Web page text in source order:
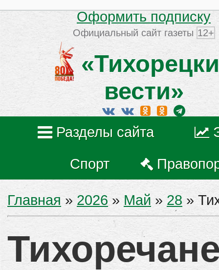
Оформить подписку
Официальный сайт газеты 12+
вести»
Разделы сайта
Спорт
Главная » 2026 » Май » 28»